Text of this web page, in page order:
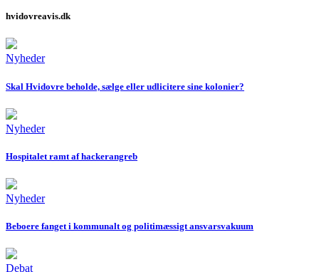
hvidovreavis.dk
Nyheder
Skal Hvidovre beholde, sælge eller udlicitere sine kolonier?
Nyheder
Hospitalet ramt af hackerangreb
Nyheder
Beboere fanget i kommunalt og politimæssigt ansvarsvakuum
Debat